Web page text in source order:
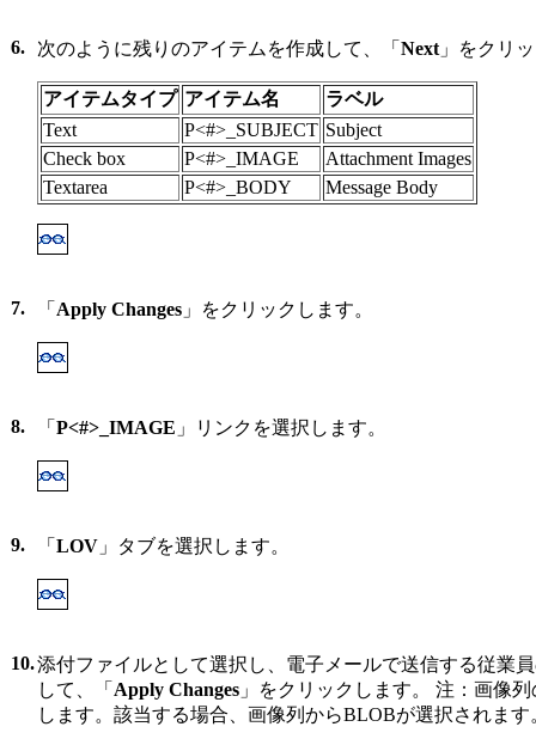
6. 次のように残りのアイテムを作成して、「 Next 」をクリ
アイテムタイプ アイテム名
ラベル
Text
P<#>_SUBJECT Subject
Check box
P<#>_IMAGE
Attachment Images
Textarea
P<#>_BODY Message Body
7. 「 Apply Changes 」をクリックします。
8. 「 P<#>_IMAGE 」リンクを選択します。
9. 「 LOV 」タブを選択します。
10.添付ファイルとして選択し、電子メールで送信する従業
して、「 Apply Changes 」をクリックします。 注：画像
します。該当する場合、画像列からBLOBが選択されます